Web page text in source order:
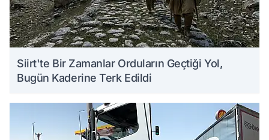
Siirt'te Bir Zamanlar Orduların Geçtiği Yol,
Bugün Kaderine Terk Edildi